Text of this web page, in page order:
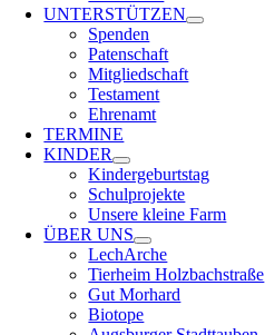
UNTERSTÜTZEN
Spenden
Patenschaft
Mitgliedschaft
Testament
Ehrenamt
TERMINE
KINDER
Kindergeburtstag
Schulprojekte
Unsere kleine Farm
ÜBER UNS
LechArche
Tierheim Holzbachstraße
Gut Morhard
Biotope